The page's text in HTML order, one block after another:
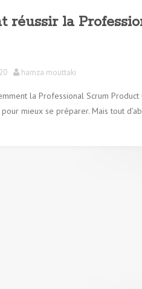
réussir la
hamza mouttaki
la Professional Scrum
mieux se préparer. Mais tout